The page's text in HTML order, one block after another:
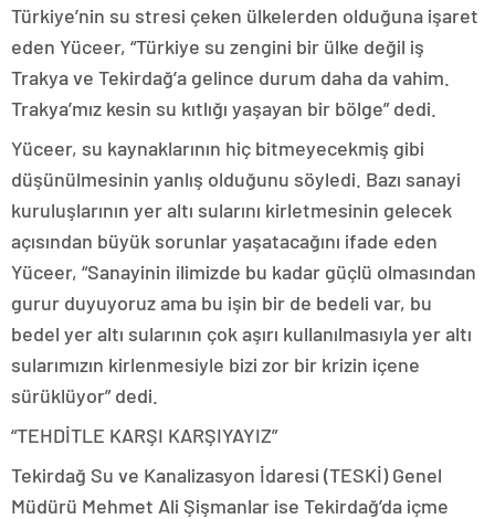
Türkiye’nin su stresi çeken ülkelerden olduğuna işaret
eden Yüceer, “Türkiye su zengini bir ülke değil iş
Trakya ve Tekirdağ’a gelince durum daha da vahim.
Trakya’mız kesin su kıtlığı yaşayan bir bölge” dedi.
Yüceer, su kaynaklarının hiç bitmeyecekmiş gibi
düşünülmesinin yanlış olduğunu söyledi. Bazı sanayi
kuruluşlarının yer altı sularını kirletmesinin gelecek
açısından büyük sorunlar yaşatacağını ifade eden
Yüceer, “Sanayinin ilimizde bu kadar güçlü olmasından
gurur duyuyoruz ama bu işin bir de bedeli var, bu
bedel yer altı sularının çok aşırı kullanılmasıyla yer altı
sularımızın kirlenmesiyle bizi zor bir krizin içene
sürüklüyor” dedi.
“TEHDİTLE KARŞI KARŞIYAYIZ”
Tekirdağ Su ve Kanalizasyon İdaresi (TESKİ) Genel
Müdürü Mehmet Ali Şişmanlar ise Tekirdağ’da içme